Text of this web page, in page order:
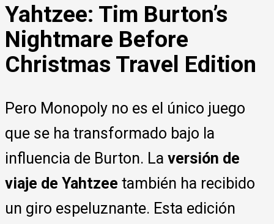
Yahtzee: Tim Burton’s
Nightmare Before
Christmas Travel Edition
Pero Monopoly no es el único juego
que se ha transformado bajo la
influencia de Burton. La versión de
viaje de Yahtzee también ha recibido
un giro espeluznante. Esta edición